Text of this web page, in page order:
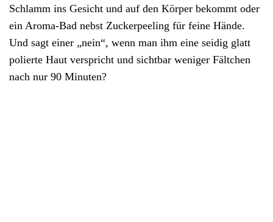
Schlamm ins Gesicht und auf den Körper bekommt oder
ein Aroma-Bad nebst Zuckerpeeling für feine Hände.
Und sagt einer „nein“, wenn man ihm eine seidig glatt
polierte Haut verspricht und sichtbar weniger Fältchen
nach nur 90 Minuten?